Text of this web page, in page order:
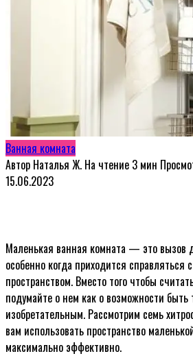
Ванная комната
Автор Наталья Ж. На чтение 3 мин
15.06.2023
Маленькая ванная комната — это вызов
особенно когда приходится справляться
пространством. Вместо того чтобы
подумайте о нем как о возможности быть
изобретательным. Рассмотрим семь
вам использовать пространство
максимально эффективно.